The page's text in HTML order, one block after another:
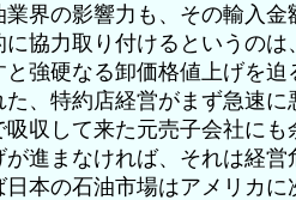
界の影響力も、その輸入金
協力取り付けるというのは
強硬なる卸価格値上げを迫
、特約店経営がまず急速に
収して来た元売子会社にも
進まなければ、それは経営
本の石油市場はアメリカに